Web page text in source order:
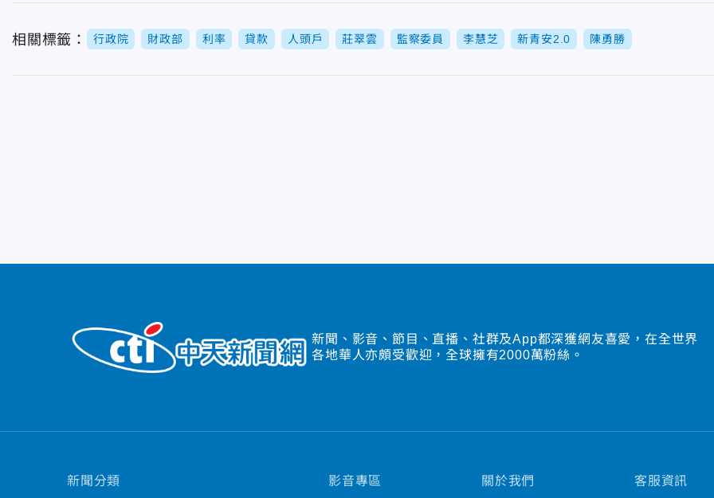
相關標籤： 行政院 財政部 利率 貸款 人頭戶 莊翠雲 監察委員 李慧芝 新青安2.0 陳勇勝
新聞、影音、節目、直播、社群及App都深獲網友喜愛，在全世界
各地華人亦頗受歡迎，全球擁有2000萬粉絲。
新聞分類 影音專區 關於我們 客服資訊